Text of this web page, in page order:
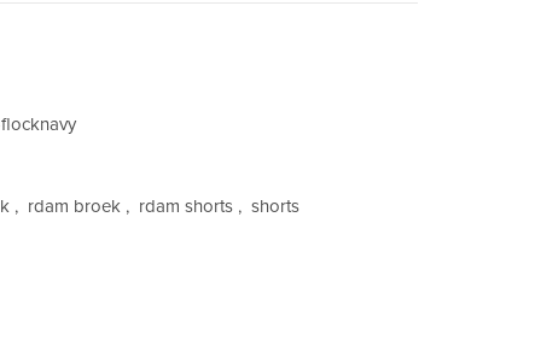
, rdam broek , rdam shorts , shorts